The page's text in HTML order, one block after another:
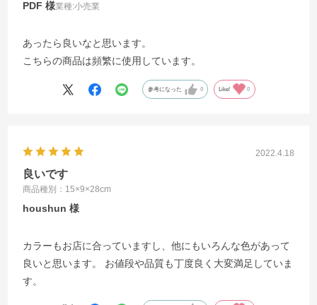
PDF 業種:小売業
あったら良いなと思います。
こちらの商品は頻繁に使用しています。
参考になった 0 Like! 0
2022.4.18
良いです
商品種別：15×9×28cm
houshun
カラーもお店に合っていますし、他にもいろんな色があって
良いと思います。 お値段や品質も丁度良く大変満足していま
す。